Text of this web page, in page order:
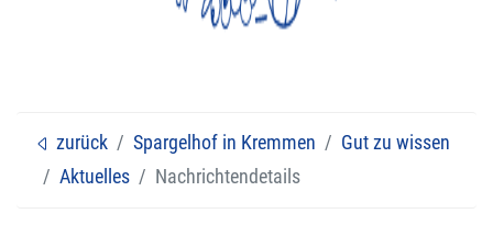
zurück Spargelhof in Kremmen
Gut zu wissen
Aktuelles
Nachrichtendetails